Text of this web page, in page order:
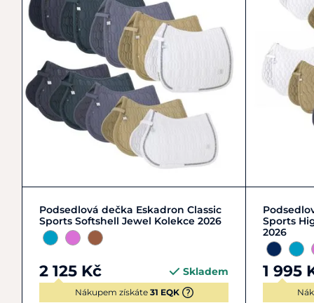
DR VS
Podsedlová dečka Eskadron Classic
Sports Softshell Jewel Kolekce 2026
2 125 Kč Skladem
Nákupem získáte 31 EQK
Sports
2026
1 995